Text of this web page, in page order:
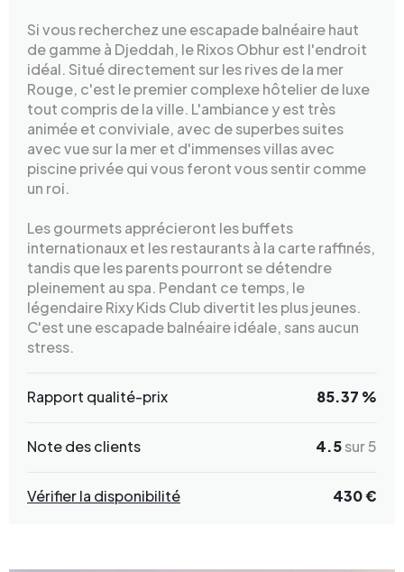
Si vous recherchez une escapade balnéaire haut
de gamme à Djeddah, le Rixos Obhur est l'endroit
idéal. Situé directement sur les rives de la mer
Rouge, c'est le premier complexe hôtelier de luxe
tout compris de la ville. L'ambiance y est très
animée et conviviale, avec de superbes suites
avec vue sur la mer et d'immenses villas avec
piscine privée qui vous feront vous sentir comme
un roi.
Les gourmets apprécieront les buffets
internationaux et les restaurants à la carte raffinés,
tandis que les parents pourront se détendre
pleinement au spa. Pendant ce temps, le
légendaire Rixy Kids Club divertit les plus jeunes.
C'est une escapade balnéaire idéale, sans aucun
stress.
Rapport qualité-prix 85.37 %
Note des clients 4.5sur 5
Vérifier la disponibilité 430 €